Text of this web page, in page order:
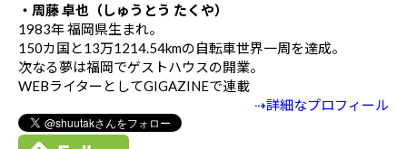
・周藤 卓也（しゅうとう たくや）
1983年 福岡県生まれ。
150カ国と13万1214.54kmの自転車世界一周を達成。
次なる夢は福岡でゲストハウスの開業。
WEBライターとしてGIGAZINEで連載
⇢詳細なプロフィール